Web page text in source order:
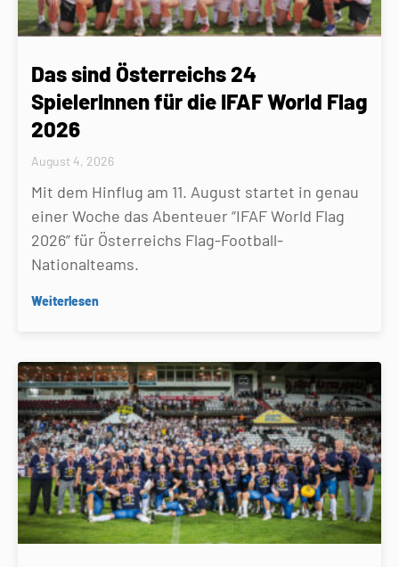
Das sind Österreichs 24
SpielerInnen für die IFAF World Flag
2026
August 4, 2026
Mit dem Hinflug am 11. August startet in genau
einer Woche das Abenteuer “IFAF World Flag
2026” für Österreichs Flag-Football-
Nationalteams.
Weiterlesen